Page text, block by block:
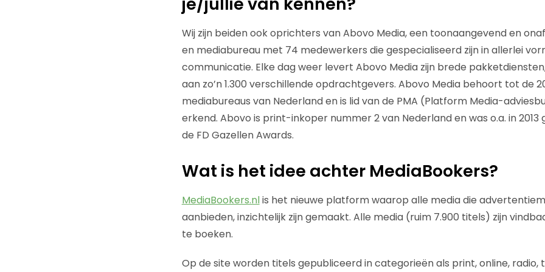
Wij zijn beiden ook oprichters van Abovo Media, een toonaangevend en
en mediabureau met 74 medewerkers die gespecialiseerd zijn in allerlei
communicatie. Elke dag weer levert Abovo Media zijn brede
aan zo’n 1.300 verschillende opdrachtgevers. Abovo Media behoort tot de
mediabureaus van Nederland en is lid van de PMA (Platform Media-
erkend. Abovo is print-inkoper nummer 2 van Nederland en was o.a. in
de FD Gazellen Awards.
Wat is het idee achter MediaBookers?
MediaBookers.nlis het nieuwe platform waarop alle media die
aanbieden, inzichtelijk zijn gemaakt. Alle media (ruim 7.900 titels) zijn
te boeken.
Op de site worden titels gepubliceerd in categorieën als print, online, radio,